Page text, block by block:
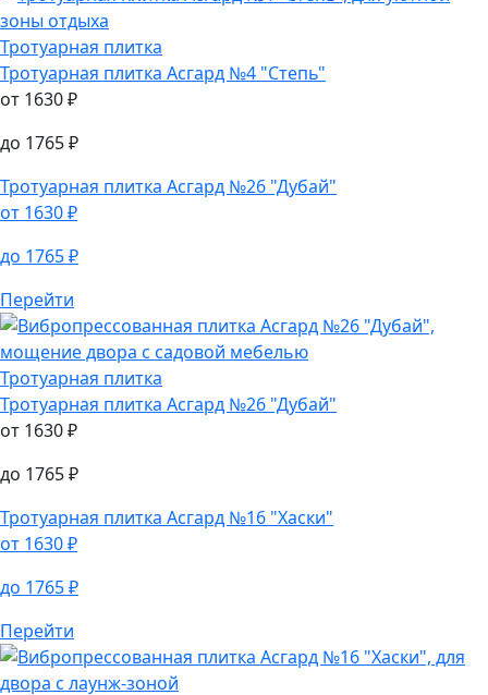
Тротуарная плитка
Тротуарная плитка Асгард №4 "Степь"
от 1630₽
до 1765₽
Тротуарная плитка Асгард №26 "Дубай"
от 1630₽
до 1765₽
Перейти
Тротуарная плитка
Тротуарная плитка Асгард №26 "Дубай"
от 1630₽
до 1765₽
Тротуарная плитка Асгард №16 "Хаски"
от 1630₽
до 1765₽
Перейти